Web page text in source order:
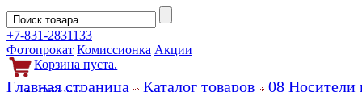
+7-831-2831133
Фотопрокат Комиссионка Акции
Корзина пуста.
Главная страница Каталог товаров
08